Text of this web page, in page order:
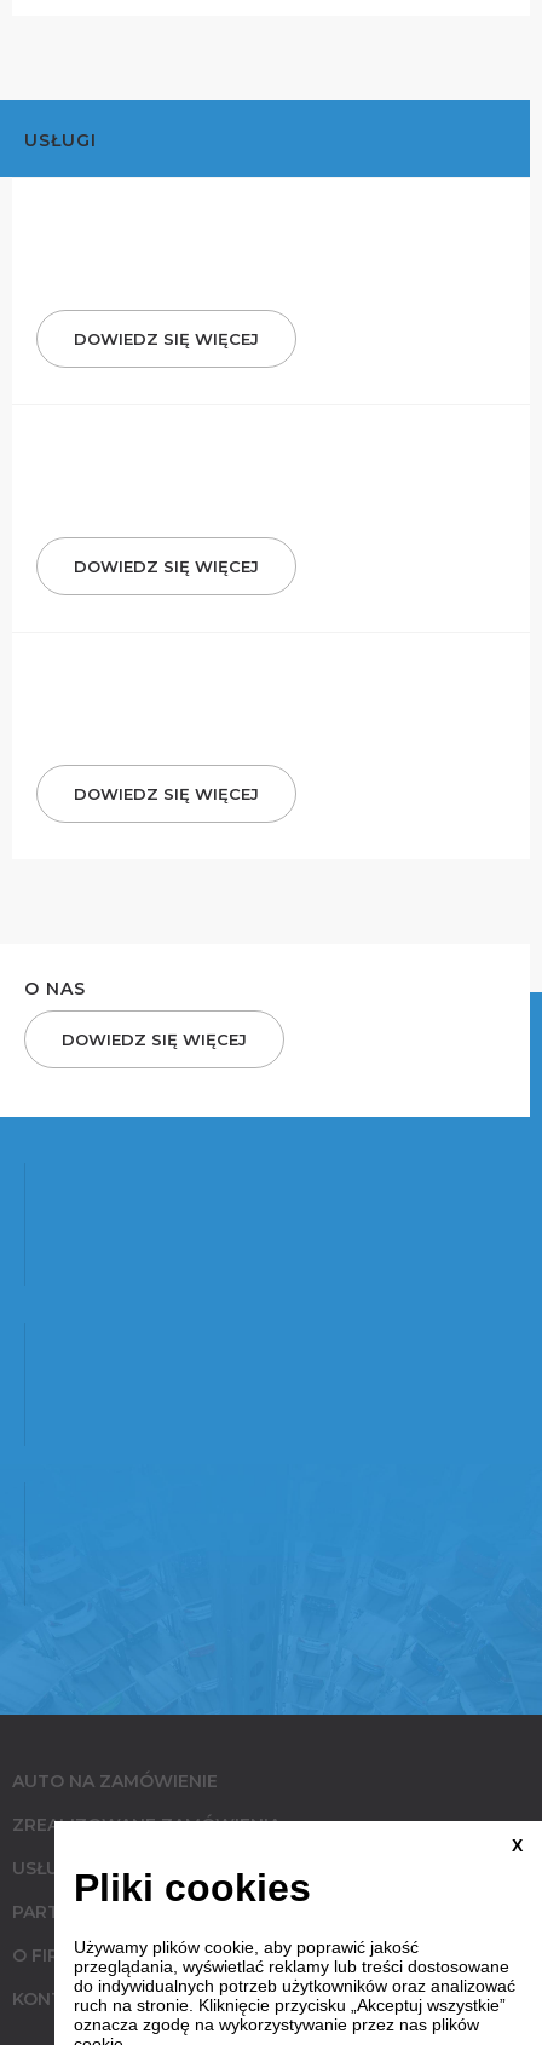
USŁUGI
DOWIEDZ SIĘ WIĘCEJ
DOWIEDZ SIĘ WIĘCEJ
DOWIEDZ SIĘ WIĘCEJ
O NAS
DOWIEDZ SIĘ WIĘCEJ
AUTO NA ZAMÓWIENIE
ZREALIZOWANE ZAMÓWIENIA
USŁUGI
PARTNERZY
O FIRMIE
KONTAKT
X
Pliki cookies
Używamy plików cookie, aby poprawić jakość
przeglądania, wyświetlać reklamy lub treści dostosowane
do indywidualnych potrzeb użytkowników oraz analizować
ruch na stronie. Kliknięcie przycisku „Akceptuj wszystkie”
oznacza zgodę na wykorzystywanie przez nas plików